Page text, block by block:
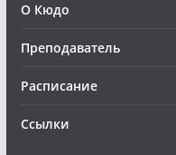
О Кюдо
Преподаватель
Расписание
Ссылки